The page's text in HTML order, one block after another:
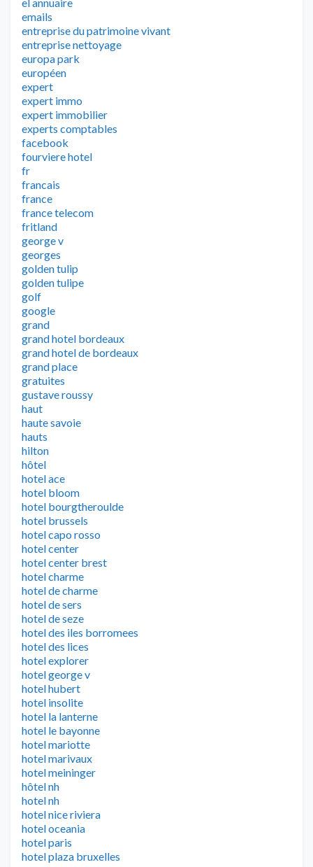
emails
entreprise du patrimoine vivant
entreprise nettoyage
europa park
européen
expert
expert immo
expert immobilier
experts comptables
facebook
fourviere hotel
fr
francais
france
france telecom
fritland
george v
georges
golden tulip
golden tulipe
golf
google
grand
grand hotel bordeaux
grand hotel de bordeaux
grand place
gratuites
gustave roussy
haut
haute savoie
hauts
hilton
hôtel
hotel ace
hotel bloom
hotel bourgtheroulde
hotel brussels
hotel capo rosso
hotel center
hotel center brest
hotel charme
hotel de charme
hotel de sers
hotel de seze
hotel des iles borromees
hotel des lices
hotel explorer
hotel george v
hotel hubert
hotel insolite
hotel la lanterne
hotel le bayonne
hotel mariotte
hotel marivaux
hotel meininger
hôtel nh
hotel nh
hotel nice riviera
hotel oceania
hotel paris
hotel plaza bruxelles